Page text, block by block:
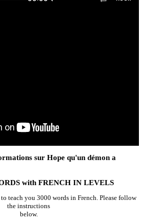
sur Hope qu'un démon a
with FRENCH IN LEVELS
teach you 3000 words in French. Please follow
the instructions
below.